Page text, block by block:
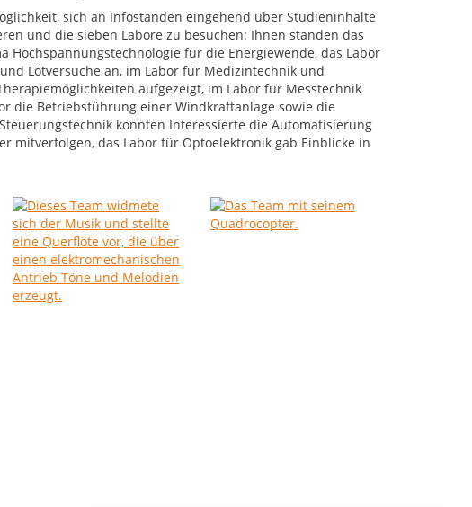
sich an Infoständen eingehend über Studieninhalte
und die sieben Labore zu besuchen: Ihnen standen das
für die Energiewende, das Labor
Lötversuche an, im Labor für Medizintechnik und
aufgezeigt, im Labor für Messtechnik
die Betriebsführung einer Windkraftanlage sowie die
konnten Interessierte die Automatisierung
mitverfolgen, das Labor für Optoelektronik gab Einblicke in